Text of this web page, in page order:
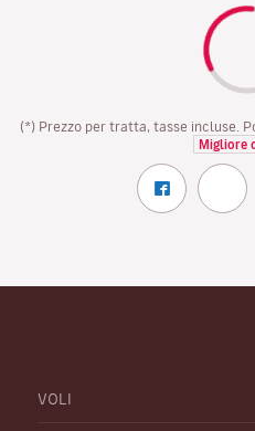
(*) Prezzo per tratta, tasse incluse.
Migliore
VOLI